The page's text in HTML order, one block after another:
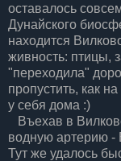
оставалось
Дунайского
находится
живность: птицы,
"переходила"
пропустить, как
у себя дома :)
Въехав в
водную артерию -
Тут же удалось